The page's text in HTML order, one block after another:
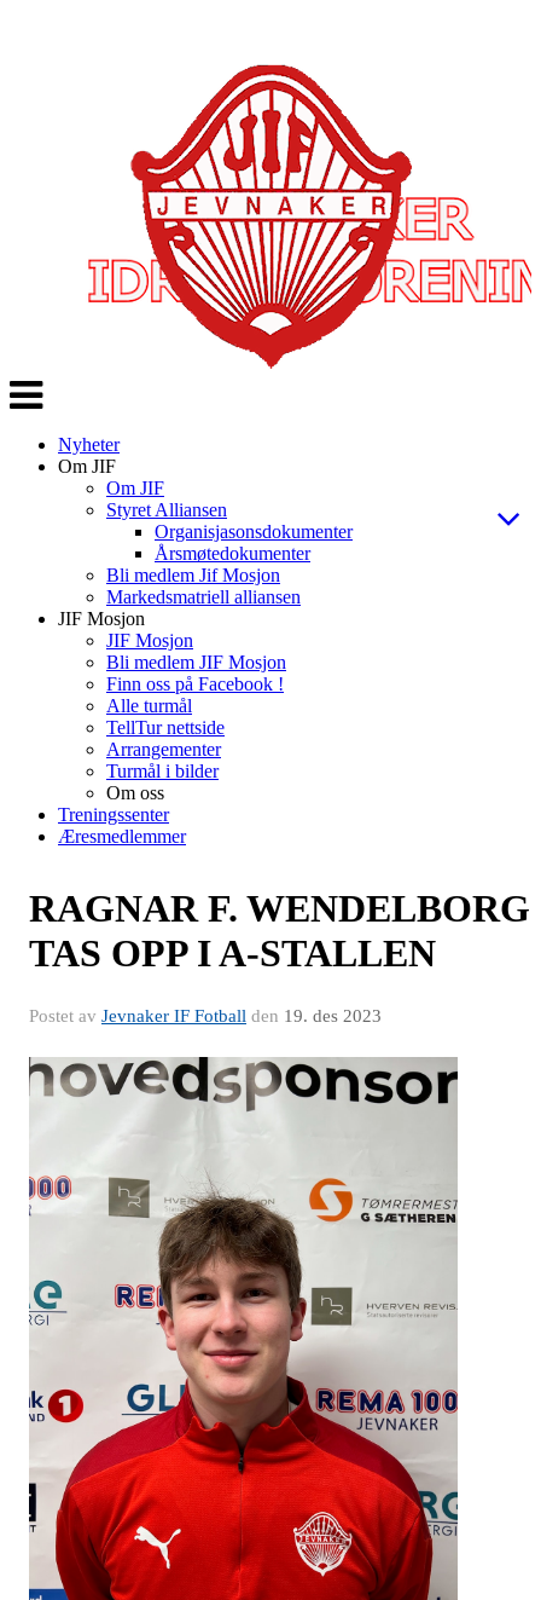
Veksle
navigasjon
Nyheter
Om JIF
Om JIF
Styret Alliansen
Organisjasonsdokumenter
Årsmøtedokumenter
Bli medlem Jif Mosjon
Markedsmatriell alliansen
JIF Mosjon
JIF Mosjon
Bli medlem JIF Mosjon
Finn oss på Facebook !
Alle turmål
TellTur nettside
Arrangementer
Turmål i bilder
Om oss
Treningssenter
Æresmedlemmer
RAGNAR F. WENDELBORG
TAS OPP I A-STALLEN
Postet av Jevnaker IF Fotball den 19. des 2023